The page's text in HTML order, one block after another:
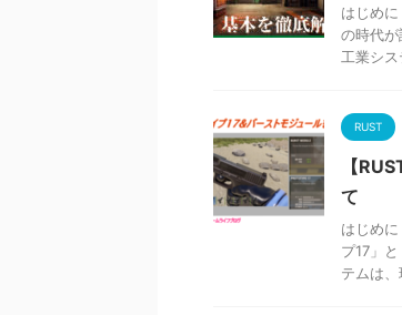
はじめ
の時代
工業シ
RUST
【
て
はじめ
プ17」
テムは